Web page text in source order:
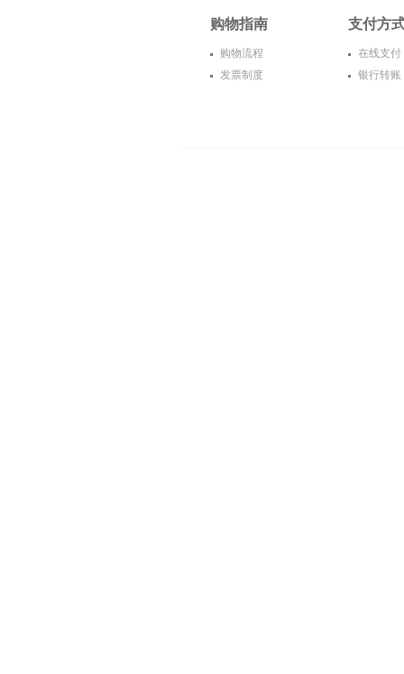
购物指南
购物流程
发票制度
支付方
在线支付
银行转账